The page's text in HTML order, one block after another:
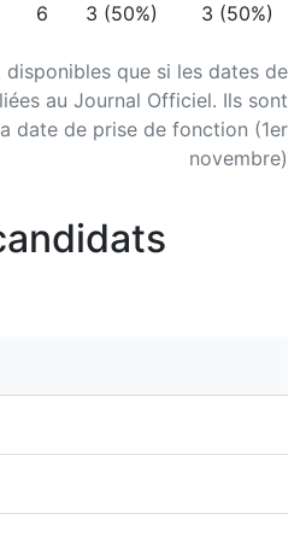
disponibles que si les dates de
au Journal Officiel. Ils sont
date de prise de fonction (1er
novembre)
6 3 (50%) 3 (50%)